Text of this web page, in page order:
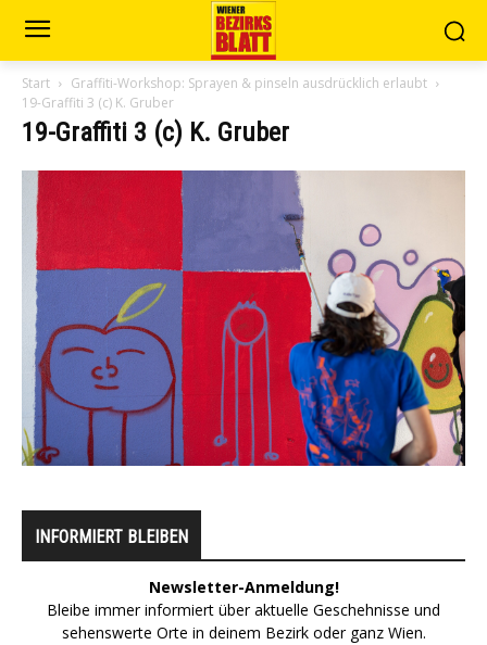
Start
Graffiti-Workshop: Sprayen & pinseln ausdrücklich erlaubt
19-Graffiti 3 (c) K. Gruber
19-Graffiti 3 (c) K. Gruber
INFORMIERT BLEIBEN
Newsletter-Anmeldung!
Bleibe immer informiert über aktuelle Geschehnisse und
sehenswerte Orte in deinem Bezirk oder ganz Wien.